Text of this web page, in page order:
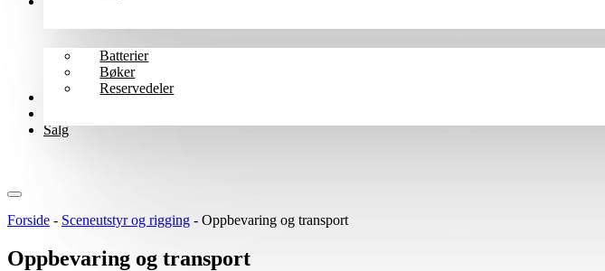
Batterier
Bøker
Reservedeler
Wharfedale Pro
Salg
Forside - Sceneutstyr og rigging - Oppbevaring og transport
Oppbevaring og transport